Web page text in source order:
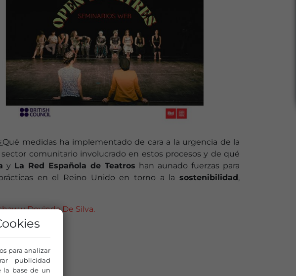
medidas ha implementado de cara a la urgencia de la
comunitario involucrado en estos procesos y de qué
y La Red Española de Teatros han aunado fuerzas para
en el Reino Unido en torno a lasostenibilidad ,
y Devinda De Silva.
para analizar
publicidad
la base de un